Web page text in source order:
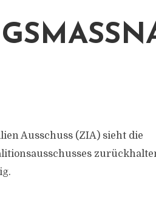
Ausschuss (ZIA) sieht die